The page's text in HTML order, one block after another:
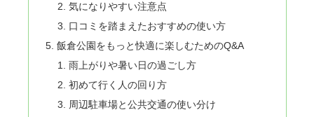
気になりやすい注意点
口コミを踏まえたおすすめの使い方
飯倉公園をもっと快適に楽しむためのQ&A
雨上がりや暑い日の過ごし方
初めて行く人の回り方
周辺駐車場と公共交通の使い分け